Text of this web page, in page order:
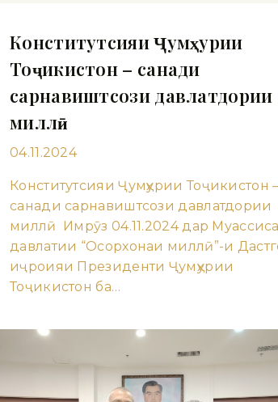
Конститутсияи Ҷумҳурии
Тоҷикистон – санади
сарнавиштсози давлатдории
миллӣ
04.11.2024
Конститутсияи Ҷумҳурии Тоҷикистон
санади сарнавиштсози давлатдории
миллӣ Имрӯз 04.11.2024 дар
давлатии “Осорхонаи миллӣ”-и
иҷроияи Президенти Ҷумҳурии
Тоҷикистон ба…